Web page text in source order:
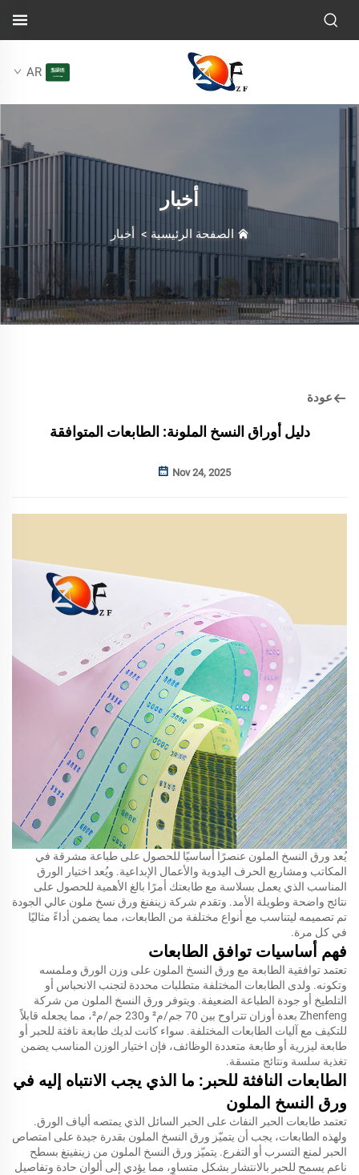
AR
أخبار
الصفحة الرئيسية > أخبار
عودة
دليل أوراق النسخ الملونة: الطابعات المتوافقة
Nov 24, 2025
يُعد ورق النسخ الملون عنصرًا أساسيًا للحصول على طباعة مشرقة في
المكاتب ومشاريع الحرف اليدوية والأعمال الإبداعية. ويُعد اختيار الورق
المناسب الذي يعمل بسلاسة مع طابعتك أمرًا بالغ الأهمية للحصول على
نتائج واضحة وطويلة الأمد. وتقدم شركة زينفنغ ورق نسخ ملون عالي الجودة
تم تصميمه ليتناسب مع أنواع مختلفة من الطابعات، مما يضمن أداءً مثاليًا
في كل مرة.
فهم أساسيات توافق الطابعات
تعتمد توافقية الطابعة مع ورق النسخ الملون على وزن الورق وملمسه
وتكونه. ولدى الطابعات المختلفة متطلبات محددة لتجنب الانحباس أو
التلطيخ أو جودة الطباعة الضعيفة. ويتوفر ورق النسخ الملون من شركة
Zhenfeng بعدة أوزان تتراوح بين 70 جم/م² و230 جم/م²، مما يجعله قابلاً
للتكيف مع آليات الطابعات المختلفة. سواء كانت لديك طابعة نافثة للحبر أو
طابعة ليزرية أو طابعة متعددة الوظائف، فإن اختيار الوزن المناسب يضمن
تغذية سلسة ونتائج متسقة.
الطابعات النافثة للحبر: ما الذي يجب الانتباه إليه في
ورق النسخ الملون
تعتمد طابعات الحبر النفاث على الحبر السائل الذي يمتصه ألياف الورق.
ولهذه الطابعات، يجب أن يتميّز ورق النسخ الملون بقدرة جيدة على امتصاص
الحبر لمنع التسرب أو التفرع. يتميّز ورق النسخ الملون من زينفينغ بسطح
ناعم يسمح للحبر بالانتشار بشكل متساوٍ، مما يؤدي إلى ألوان حادة وتفاصيل